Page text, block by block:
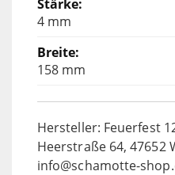
4 mm
158 mm
Hersteller: Feuerfest
Heerstraße 64, 47652
info@schamotte-